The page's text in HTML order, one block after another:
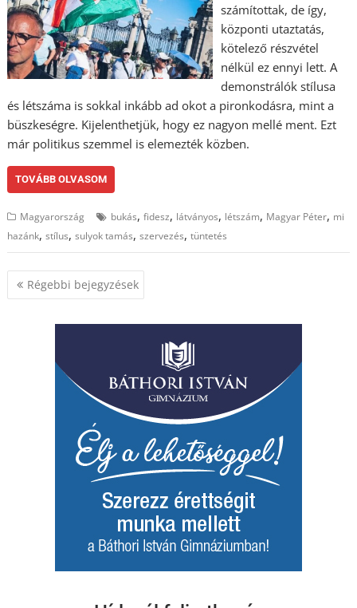
számítottak, de így,
központi utaztatás,
kötelező részvétel
nélkül ez ennyi lett. A
demonstrálók stílusa
és létszáma is sokkal inkább ad okot a pironkodásra, mint a
büszkeségre. Kijelenthetjük, hogy ez nagyon mellé ment. Ezt
már politikus szemmel is elemezték közben.
TOVÁBB OLVASOM
Magyarország bukás,fidesz, látványos, létszám, Magyar Péter, mi
hazánk,stílus,sulyok tamás,szervezés,tüntetés
Bejegyzés
navigáció
Régebbi bejegyzések